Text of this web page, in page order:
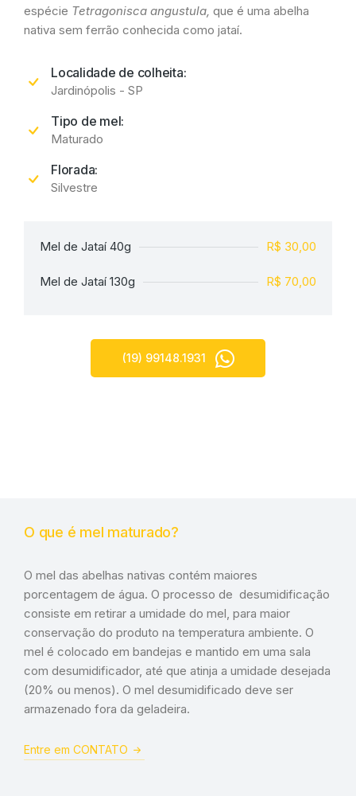
espécie Tetragonisca angustula, que é uma abelha
nativa sem ferrão conhecida como jataí.
Localidade de colheita:
Jardinópolis - SP
Tipo de mel:
Maturado
Florada:
Silvestre
Mel de Jataí 40g R$ 30,00
Mel de Jataí 130g R$ 70,00
(19) 99148.1931
O que é mel maturado?
O mel das abelhas nativas contém maiores
porcentagem de água. O processo de desumidificação
consiste em retirar a umidade do mel, para maior
conservação do produto na temperatura ambiente. O
mel é colocado em bandejas e mantido em uma sala
com desumidificador, até que atinja a umidade desejada
(20% ou menos). O mel desumidificado deve ser
armazenado fora da geladeira.
Entre em CONTATO